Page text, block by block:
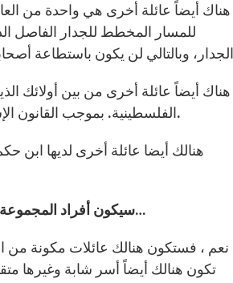
هناك أيضاً عائلة أخرى هي واحدة من
للمسار المخطط للجدار الفاصل
هناك أيضاً عائلة أخرى من بين أولائك
الفلسطينية. بموجب القانون الإسرائيلي، فإنه من الصعب إعطاء الزوج الفلسطيني تصريح إقامة دائمة في القدس.
هنالك أيضا عائلة أخرى لديها ابن
4 – سيكون أفراد المجموعة اذا متنوعين، من حيث العمر والمكان الذي سيأتون منه والمعاناة التي يعيشونها…
نعم ، فستكون هنالك عائلات مكونة من